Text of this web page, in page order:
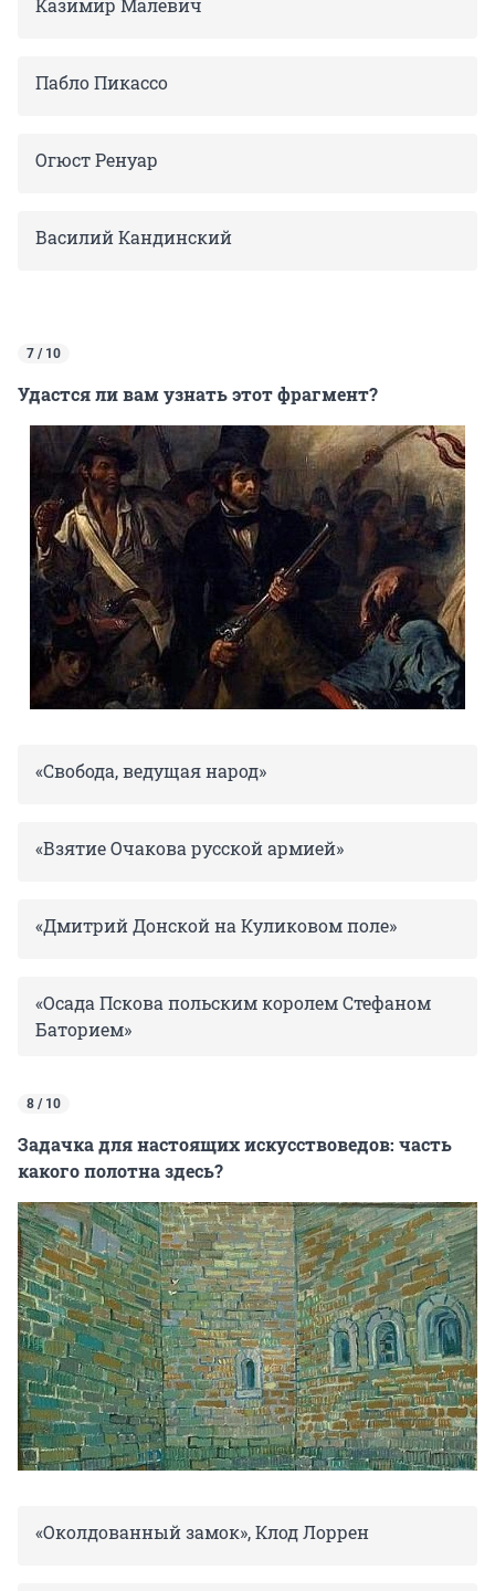
Казимир Малевич
Пабло Пикассо
Огюст Ренуар
Василий Кандинский
7 / 10
Удастся ли вам узнать этот фрагмент?
«Свобода, ведущая народ»
«Взятие Очакова русской армией»
«Дмитрий Донской на Куликовом поле»
«Осада Пскова польским королем Стефаном
Баторием»
8 / 10
Задачка для настоящих искусствоведов: часть
какого полотна здесь?
«Околдованный замок», Клод Лоррен